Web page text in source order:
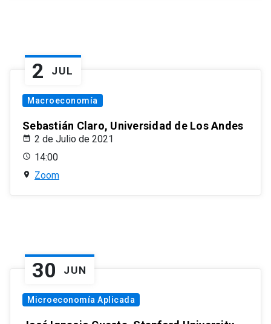
2 JUL
Macroeconomía
Sebastián Claro, Universidad de Los Andes
2 de Julio de 2021
14:00
Zoom
30 JUN
Microeconomía Aplicada